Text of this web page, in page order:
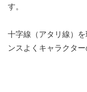
す。
十字線（アタリ線）
ンスよくキャラクタ